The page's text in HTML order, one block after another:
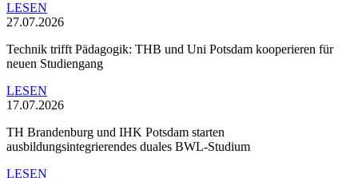
LESEN
27.07.2026
Technik trifft Pädagogik: THB und Uni Potsdam kooperieren für
neuen Studiengang
LESEN
17.07.2026
TH Brandenburg und IHK Potsdam starten
ausbildungsintegrierendes duales BWL-Studium
LESEN